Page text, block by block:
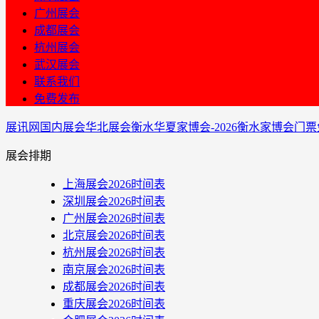
广州展会
成都展会
杭州展会
武汉展会
联系我们
免费发布
展讯网 国内展会华北展会衡水华夏家博会-2026衡水家博会门
展会排期
上海展会2026时间表
深圳展会2026时间表
广州展会2026时间表
北京展会2026时间表
杭州展会2026时间表
南京展会2026时间表
成都展会2026时间表
重庆展会2026时间表